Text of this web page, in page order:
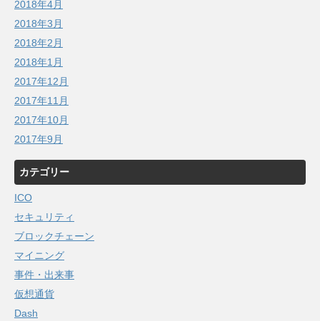
2018年4月
2018年3月
2018年2月
2018年1月
2017年12月
2017年11月
2017年10月
2017年9月
カテゴリー
ICO
セキュリティ
ブロックチェーン
マイニング
事件・出来事
仮想通貨
Dash